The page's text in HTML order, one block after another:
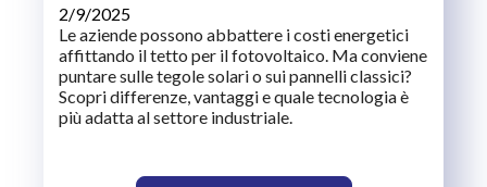
2/9/2025
Le aziende possono abbattere i costi energetici
affittando il tetto per il fotovoltaico. Ma conviene
puntare sulle tegole solari o sui pannelli classici?
Scopri differenze, vantaggi e quale tecnologia è
più adatta al settore industriale.